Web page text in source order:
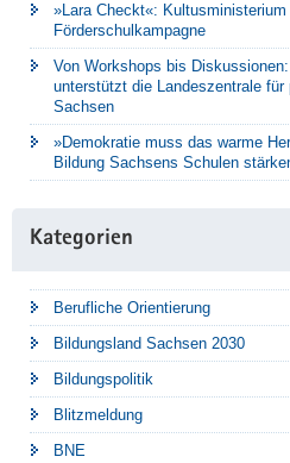
»Lara Checkt«:
Förderschulkampagne
Von Workshops bis
unterstützt die Landeszentrale
Sachsen
»Demokratie muss das warme
Bildung Sachsens Schulen
Kategorien
Berufliche Orientierung
Bildungsland Sachsen 2030
Bildungspolitik
Blitzmeldung
BNE